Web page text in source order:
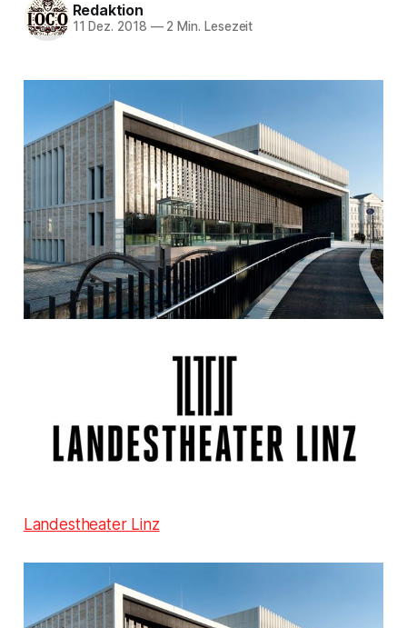
Redaktion
11 Dez. 2018 —2 Min. Lesezeit
Landestheater Linz